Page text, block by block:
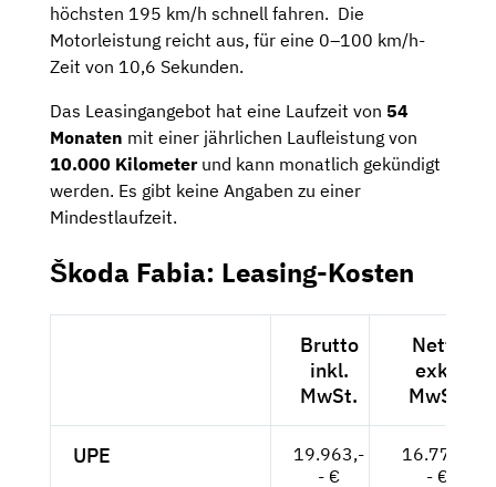
höchsten 195 km/h schnell fahren. Die
Motorleistung reicht aus, für eine 0–100 km/h-
Zeit von 10,6 Sekunden.
Das Leasingangebot hat eine Laufzeit von 54
Monaten mit einer jährlichen Laufleistung von
10.000 Kilometerund kann monatlich gekündigt
werden. Es gibt keine Angaben zu einer
Mindestlaufzeit.
Škoda Fabia: Leasing-Kosten
Brutto
inkl.
MwSt.
Netto
exkl.
MwSt.
UPE
19.963,-
- €
16.776,-
- €